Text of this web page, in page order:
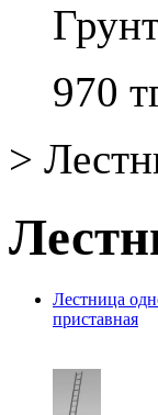
970
>
Лестница
приставная